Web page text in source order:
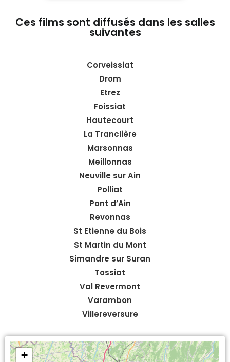
Ces films sont diffusés dans les salles
suivantes
Corveissiat
Drom
Etrez
Foissiat
Hautecourt
La Tranclière
Marsonnas
Meillonnas
Neuville sur Ain
Polliat
Pont d’Ain
Revonnas
St Etienne du Bois
St Martin du Mont
Simandre sur Suran
Tossiat
Val Revermont
Varambon
Villereversure
+